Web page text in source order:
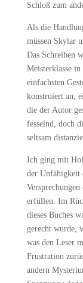
Schloß zum
Als die
müssen Skylar
Das Schreiben
Meisterklasse
einfachsten
konstruiert an,
die der Autor
fesselnd, doch
seltsam
Ich ging mit
der Unfähigkeit
erfüllen. Im
dieses Buches
gerecht wurde,
was den Leser
Frustration
andern